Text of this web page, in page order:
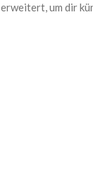
erweitert, um dir